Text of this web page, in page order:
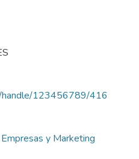
handle/123456789/416
y Marketing